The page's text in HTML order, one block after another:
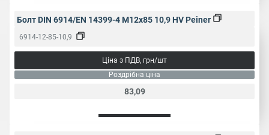
Болт DIN 6914/EN 14399-4 M12x85 10,9 HV Peiner
6914-12-85-10,9
Ціна з ПДВ, грн/шт
Роздрібна ціна
83,09